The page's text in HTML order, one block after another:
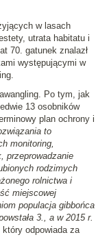
w lasach
utrata habitatu i
70. gatunek znalazł
występującymi w
Po tym, jak
13 osobników
plan ochrony i
to
monitoring,
przeprowadzanie
rodzimych
rolnictwa i
miejscowej
populacja gibbońca
3., a w 2015 r.
odpowiada za